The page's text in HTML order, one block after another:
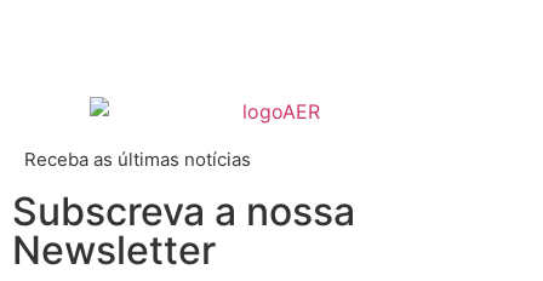
Receba as últimas notícias
Subscreva a nossa
Newsletter